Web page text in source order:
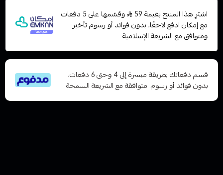
اشترِ هذا المنتج بقيمة 59
وقسّمها على 5 دفعات
مع إمكان ادفع لاحقًا، بدون فوائد أو رسوم تأخير
ومتوافق مع الشريعة الإسلامية
قسم دفعاتك بطريقة ميسرة إلى 4 وحتى 6 دفعات،
بدون فوائد أو رسوم. متوافقة مع الشريعة السمحة